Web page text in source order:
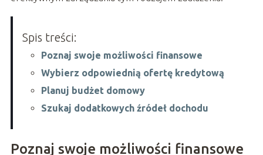
Spis treści:
Poznaj swoje możliwości finansowe
Wybierz odpowiednią ofertę kredytową
Planuj budżet domowy
Szukaj dodatkowych źródeł dochodu
Poznaj swoje możliwości finansowe